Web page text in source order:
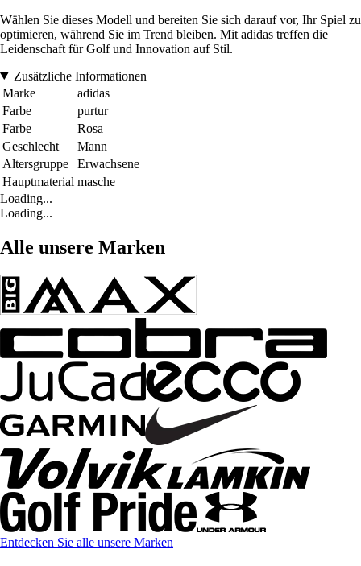
Wählen Sie dieses Modell und bereiten Sie sich darauf vor, Ihr Spiel zu
optimieren, während Sie im Trend bleiben. Mit adidas treffen die
Leidenschaft für Golf und Innovation auf Stil.
Zusätzliche Informationen
Marke
adidas
Farbe
purtur
Farbe
Rosa
Geschlecht
Mann
Altersgruppe
Erwachsene
Hauptmaterial masche
Loading...
Loading...
Alle unsere Marken
Entdecken Sie alle unsere Marken